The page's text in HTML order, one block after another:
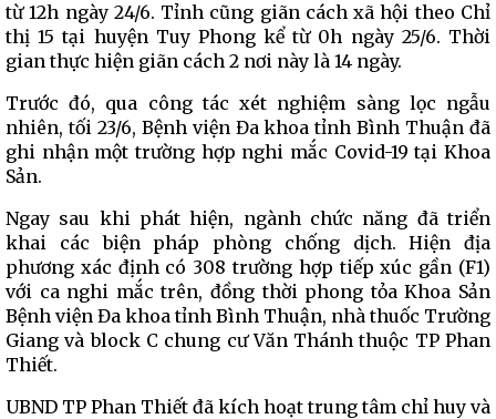
từ 12h ngày 24/6. Tỉnh cũng giãn cách xã hội theo Chỉ
thị 15 tại huyện Tuy Phong kể từ 0h ngày 25/6. Thời
gian thực hiện giãn cách 2 nơi này là 14 ngày.
Trước đó, qua công tác xét nghiệm sàng lọc ngẫu
nhiên, tối 23/6, Bệnh viện Đa khoa tỉnh Bình Thuận đã
ghi nhận một trường hợp nghi mắc Covid-19 tại Khoa
Sản.
Ngay sau khi phát hiện, ngành chức năng đã triển
khai các biện pháp phòng chống dịch. Hiện địa
phương xác định có 308 trường hợp tiếp xúc gần (F1)
với ca nghi mắc trên, đồng thời phong tỏa Khoa Sản
Bệnh viện Đa khoa tỉnh Bình Thuận, nhà thuốc Trường
Giang và block C chung cư Văn Thánh thuộc TP Phan
Thiết.
UBND TP Phan Thiết đã kích hoạt trung tâm chỉ huy và